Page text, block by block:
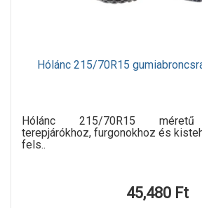
Hólánc 215/70R15
Hólánc 215/70R15 méretű
terepjárókhoz, furgonokhoz és
fels..
45,480 Ft